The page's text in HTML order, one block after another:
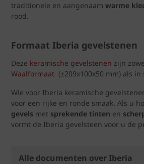
traditionele en aangenaam warme
rood.
Formaat Iberia gevelstenen
Deze keramische gevelstenen zijn
Waalformaat (±209x100x50 mm) als in
Wie voor Iberia keramische
voor een rijke en ronde smaak. Als u
gevels met sprekende tinten en
vormt de Iberia gevelsteen voor u de
Alle documenten over Iberia